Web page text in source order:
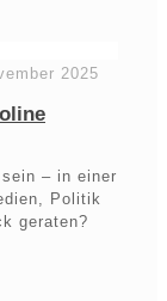
2025
– in einer
Politik
geraten?